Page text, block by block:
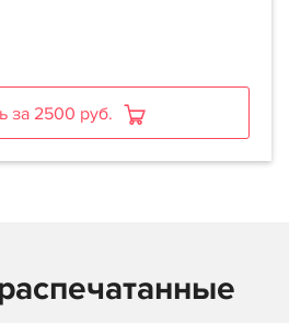
за 2500 руб.